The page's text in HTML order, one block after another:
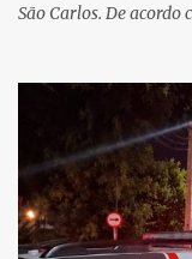
São Carlos. De acordo
partida. Ainda
carro, certificou-se de
permaneceu com a
cerca de dez minutos
que o automóvel
pelas imediações,